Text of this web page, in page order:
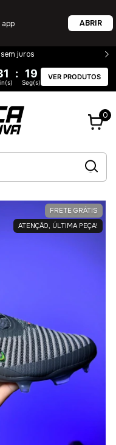
ABRIR
juros
: 19
Seg(s)
VER PRODUTOS
0
FRETE GRÁTIS
ATENÇÃO, ÚLTIMA PEÇA!